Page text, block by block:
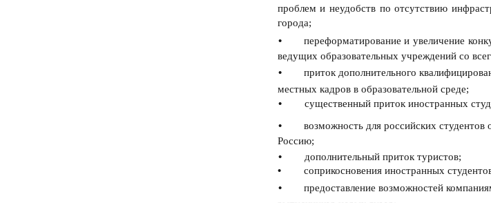
проблем и неудобств по отсутствию
города;
•
переформатирование и увеличение
ведущих образовательных учреждений со
•
приток дополнительного
местных кадров в образовательной среде;
• существенный приток иностранных
•
возможность для российских студентов
Россию;
• дополнительный приток туристов;
• соприкосновения иностранных
•
предоставление возможностей